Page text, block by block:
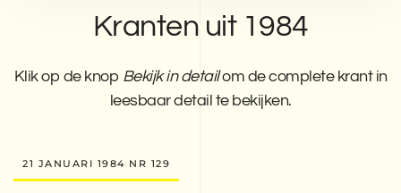
Kranten uit 1984
Klik op de knop Bekijk in detailom de complete krant in
leesbaar detail te bekijken.
21 JANUARI 1984 NR 129